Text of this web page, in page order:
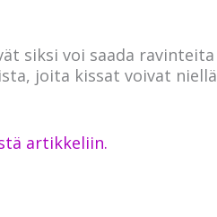
siksi voi saada ravinteita
joita kissat voivat niellä
artikkeliin.